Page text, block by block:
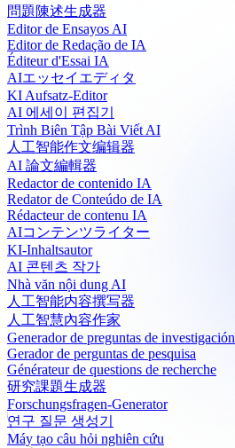
問題陳述生成器
Editor de Ensayos AI
Editor de Redação de IA
Éditeur d'Essai IA
AIエッセイエディタ
KI Aufsatz-Editor
AI 에세이 편집기
Trình Biên Tập Bài Viết AI
人工智能作文编辑器
AI 論文編輯器
Redactor de contenido IA
Redator de Conteúdo de IA
Rédacteur de contenu IA
AIコンテンツライター
KI-Inhaltsautor
AI 콘텐츠 작가
Nhà văn nội dung AI
人工智能内容撰写器
人工智慧內容作家
Generador de preguntas de investigación
Gerador de perguntas de pesquisa
Générateur de questions de recherche
研究課題生成器
Forschungsfragen-Generator
연구 질문 생성기
Máy tạo câu hỏi nghiên cứu